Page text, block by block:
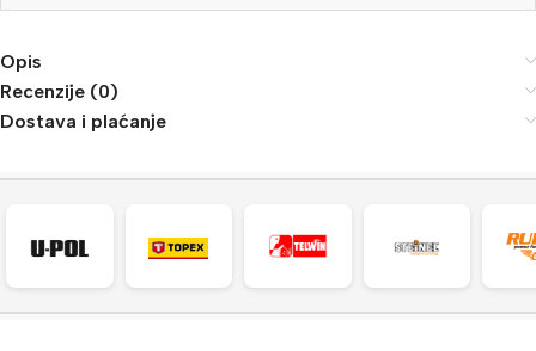
Opis
Recenzije (0)
Dostava i plaćanje